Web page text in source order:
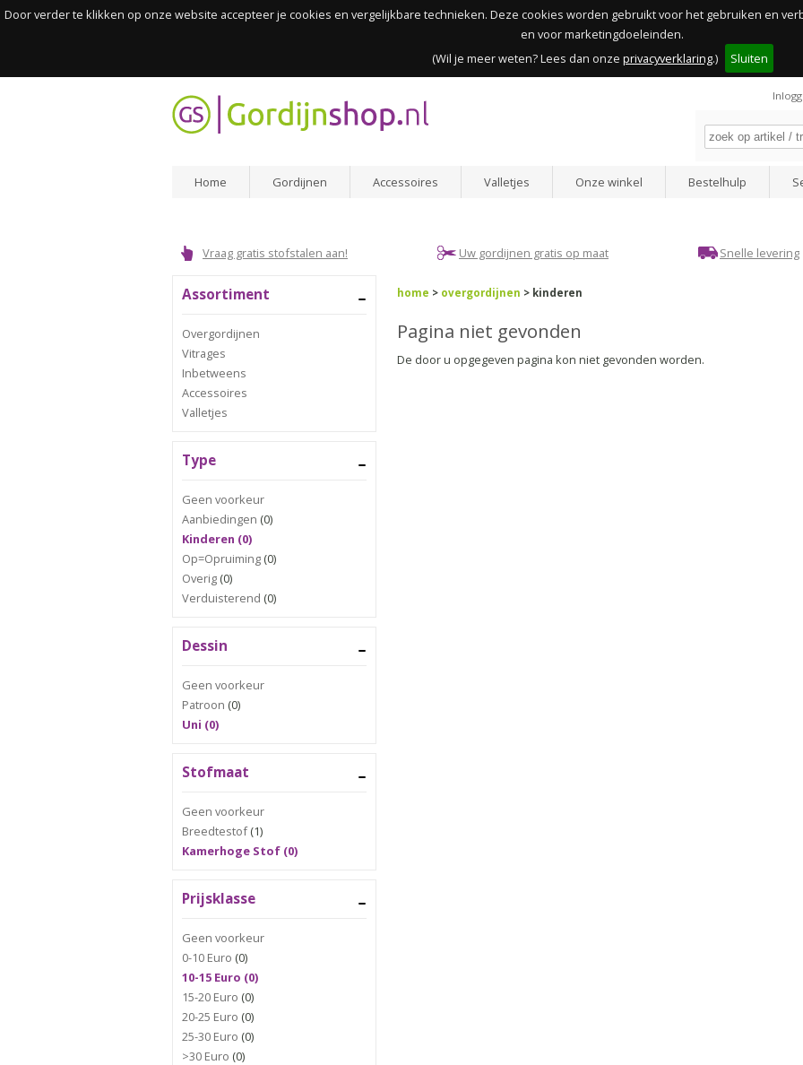
Door verder te klikken op onze website accepteer je cookies en vergelijkbare technieken. Deze cookies worden gebruikt voor het gebruiken en
en voor marketingdoeleinden.
(Wil je meer weten? Lees dan onze privacyverklaring.) Sluiten
Home Gordijnen Accessoires Valletjes Onze winkel Bestelhulp
Vraag gratis stofstalen aan! Uw gordijnen gratis op maat Snelle levering
Assortiment
Overgordijnen
Vitrages
Inbetweens
Accessoires
Valletjes
Type
Geen voorkeur
Aanbiedingen (0)
Kinderen (0)
Op=Opruiming (0)
Overig (0)
Verduisterend (0)
Dessin
Geen voorkeur
Patroon (0)
Uni (0)
Stofmaat
Geen voorkeur
Breedtestof(1)
Kamerhoge Stof (0)
Prijsklasse
Geen voorkeur
0-10 Euro (0)
10-15 Euro (0)
15-20 Euro (0)
20-25 Euro (0)
25-30 Euro (0)
>30 Euro (0)
home > overgordijnen > kinderen
Pagina niet gevonden
De door u opgegeven pagina kon niet gevonden worden.